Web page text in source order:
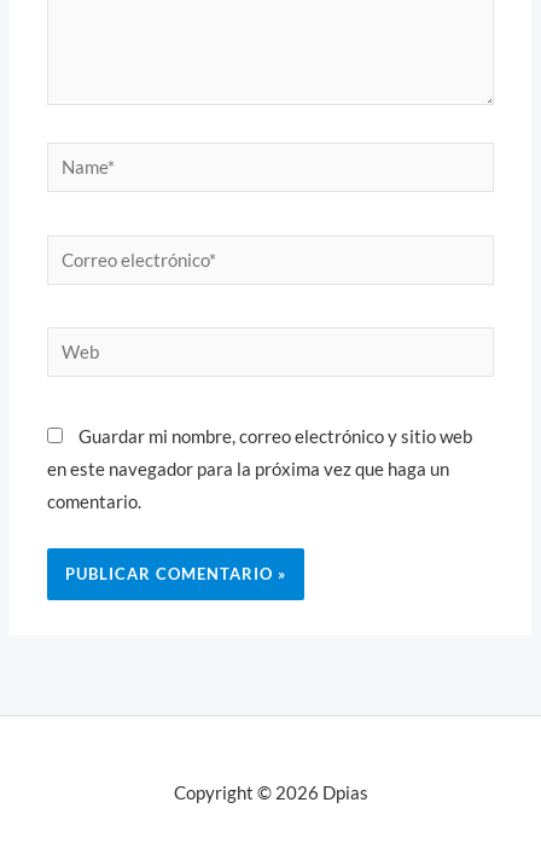
Name*
Correo
electrónico*
Web
Guardar mi nombre, correo electrónico y sitio web
en este navegador para la próxima vez que haga un
comentario.
Copyright © 2026 Dpias